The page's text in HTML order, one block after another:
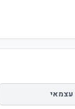
עצמאי